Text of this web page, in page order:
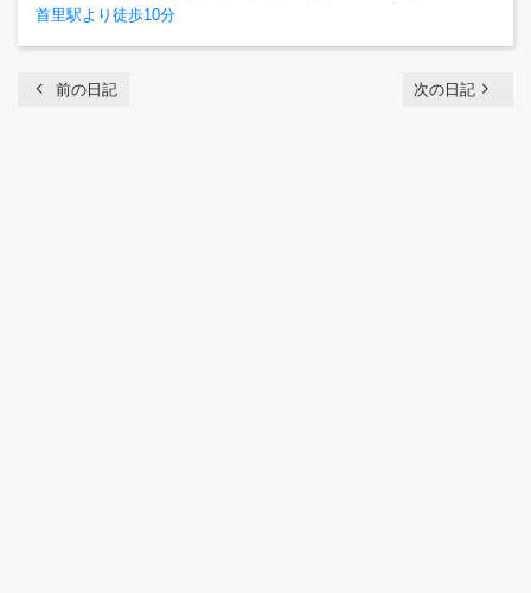
首里駅より徒歩10分
chevron_left 前の日記 次の日記 navigate_next